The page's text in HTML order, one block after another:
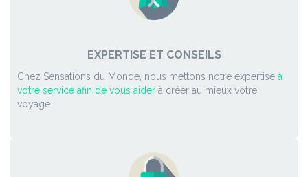
EXPERTISE ET CONSEILS
Chez Sensations du Monde, nous mettons notre expertise à
votre service afin de vous aider à créer au mieux votre
voyage